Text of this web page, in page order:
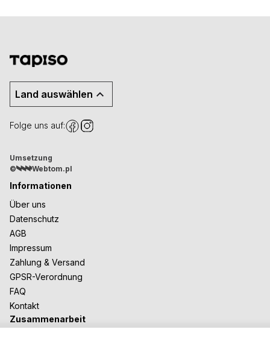
Land auswählen
Folge uns auf:
Umsetzung
©
Webtom.pl
Informationen
Über uns
Datenschutz
AGB
Impressum
Zahlung & Versand
GPSR-Verordnung
FAQ
Kontakt
Zusammenarbeit